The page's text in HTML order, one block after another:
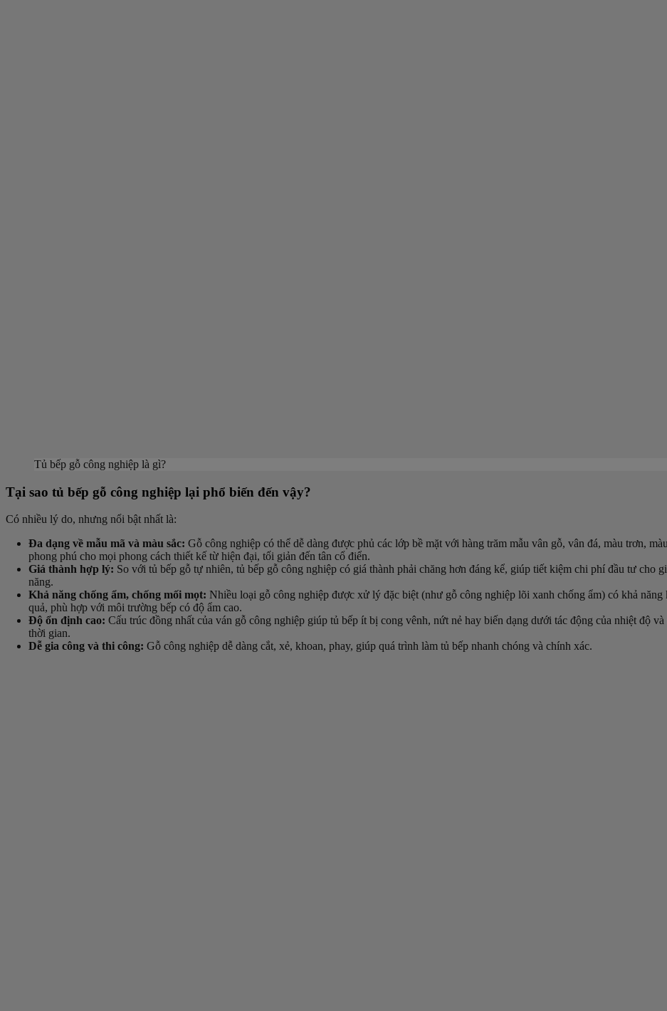
Tủ bếp gỗ công nghiệp là gì?
Tại sao tủ bếp gỗ công nghiệp lại phổ biến đến vậy?
Có nhiều lý do, nhưng nổi bật nhất là:
Đa dạng về mẫu mã và màu sắc: Gỗ công nghiệp có thể dễ dàng được phủ các lớp bề mặt với hàng trăm mẫu vân gỗ, vân đá, màu trơn,
phong phú cho mọi phong cách thiết kế từ hiện đại, tối giản đến tân cổ điển.
Giá thành hợp lý: So với tủ bếp gỗ tự nhiên, tủ bếp gỗ công nghiệp có giá thành phải chăng hơn đáng kể, giúp tiết kiệm chi phí đầu tư cho
năng.
Khả năng chống ẩm, chống mối mọt: Nhiều loại gỗ công nghiệp được xử lý đặc biệt (như gỗ công nghiệp lõi xanh chống ẩm) có khả
quả, phù hợp với môi trường bếp có độ ẩm cao.
Độ ổn định cao: Cấu trúc đồng nhất của ván gỗ công nghiệp giúp tủ bếp ít bị cong vênh, nứt nẻ hay biến dạng dưới tác động của nhiệt độ
thời gian.
Dễ gia công và thi công: Gỗ công nghiệp dễ dàng cắt, xẻ, khoan, phay, giúp quá trình làm tủ bếp nhanh chóng và chính xác.